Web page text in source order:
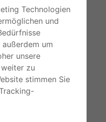
Technologien
und
um
unsere
zu
stimmen Sie